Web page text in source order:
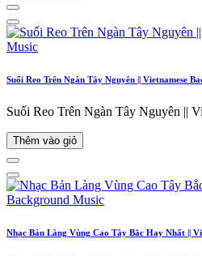
Suối Reo Trên Ngàn Tây Nguyên || Vietnamese
Suối Reo Trên Ngàn Tây Nguyên ||
Thêm vào giỏ
Nhạc Bản Làng Vùng Cao Tây Bắc Hay Nhất ||